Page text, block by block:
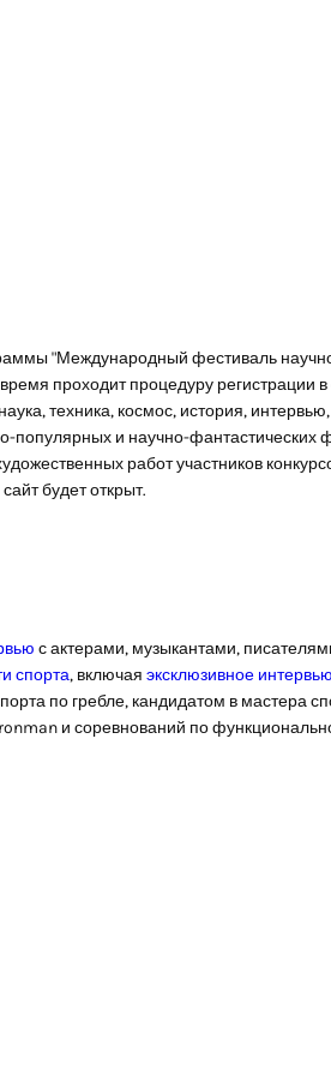
"Международный фестиваль
проходит процедуру регистрации в
техника, космос, история,
популярных и научно-фантастических
работ участников
будет открыт.
с актерами, музыкантами,
спорта, включая эксклюзивное интервью
по гребле, кандидатом в мастера
и соревнований по